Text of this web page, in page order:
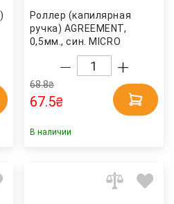
Роллер (капилярная
ручка) AGREEMENT,
0,5мм., син. MICRO
68.8₴
67.5₴
В наличии